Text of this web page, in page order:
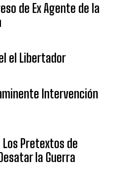
de Ex Agente de la
el Libertador
Intervención
Pretextos de
la Guerra